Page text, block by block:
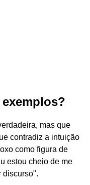
mas que
contradiz a intuição
como figura de
estou cheio de me
discurso".